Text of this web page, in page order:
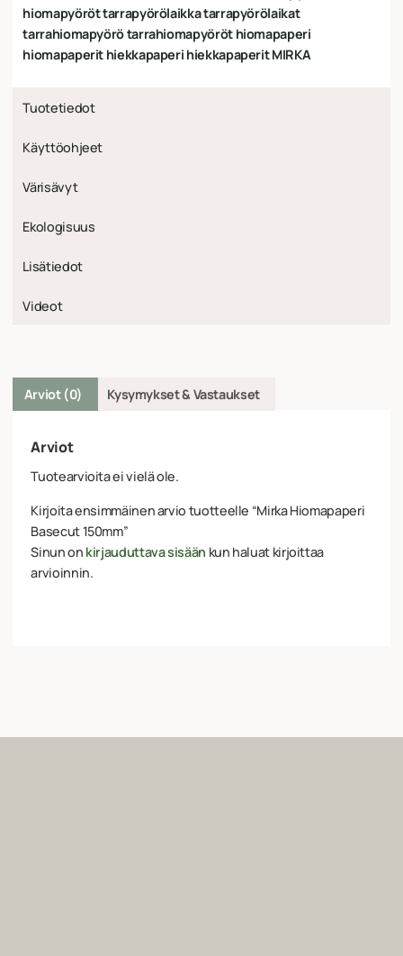
hiomapyöröt tarrapyörölaikka tarrapyörölaikat
tarrahiomapyörö tarrahiomapyöröt hiomapaperi
hiomapaperit hiekkapaperi hiekkapaperit MIRKA
Tuotetiedot
Käyttöohjeet
Värisävyt
Ekologisuus
Lisätiedot
Videot
Arviot (0) Kysymykset & Vastaukset
Arviot
Tuotearvioita ei vielä ole.
Kirjoita ensimmäinen arvio tuotteelle “Mirka Hiomapaperi
Basecut 150mm”
Sinun on kirjauduttava sisään kun haluat kirjoittaa
arvioinnin.